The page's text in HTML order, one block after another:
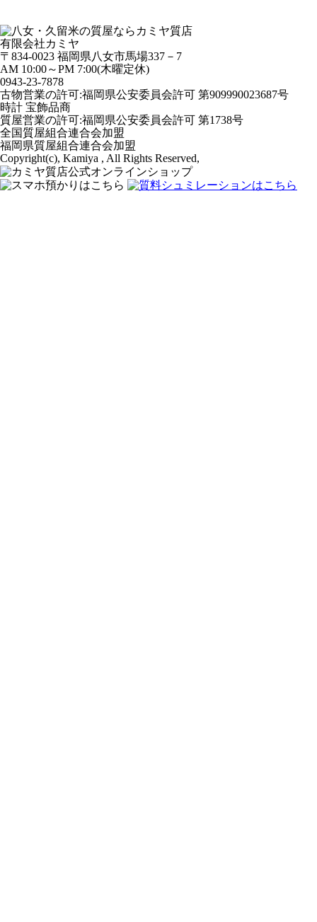
有限会社カミヤ
〒834-0023 福岡県八女市馬場337－7
AM 10:00～PM 7:00(木曜定休)
0943-23-7878
古物営業の許可:福岡県公安委員会許可 第909990023687号
時計 宝飾品商
質屋営業の許可:福岡県公安委員会許可 第1738号
全国質屋組合連合会加盟
福岡県質屋組合連合会加盟
Copyright(c), Kamiya , All Rights Reserved,